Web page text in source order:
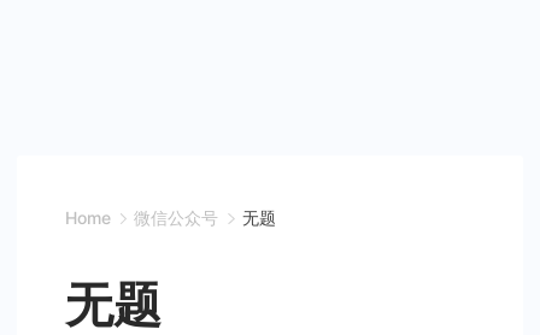
Home 微信公众号 无题
无题